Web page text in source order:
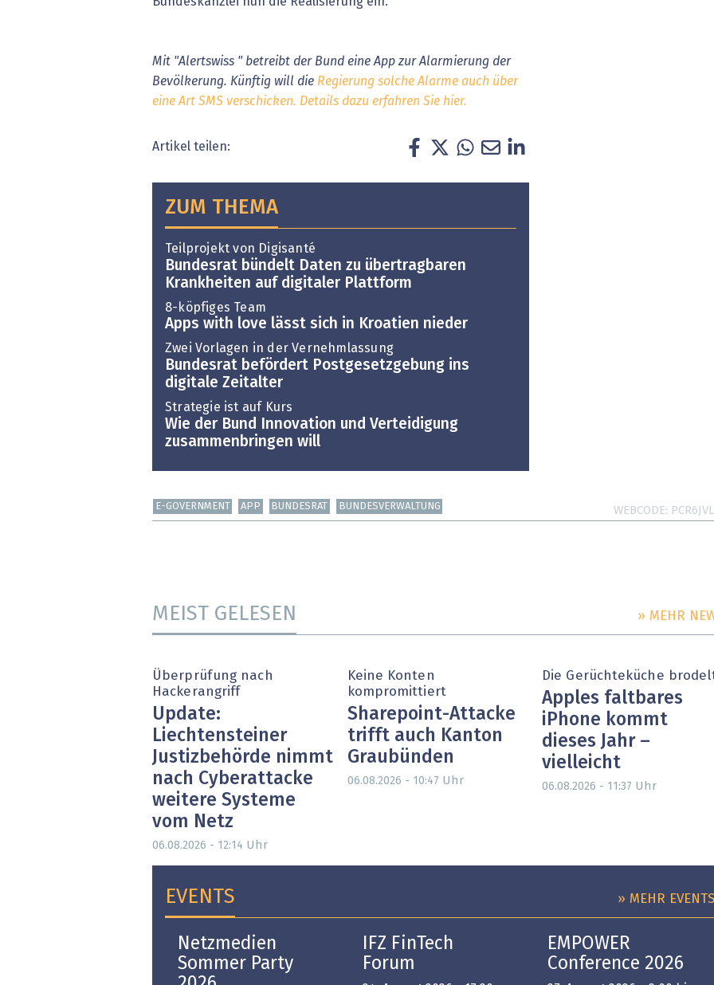
Mit "Alertswiss " betreibt der Bund eine App zur Alarmierung der
Bevölkerung. Künftig will die Regierung solche Alarme auch über
eine Art SMS verschicken. Details dazu erfahren Sie hier.
Artikel teilen:
ZUM THEMA
Teilprojekt von Digisanté
Bundesrat bündelt Daten zu übertragbaren
Krankheiten auf digitaler Plattform
8-köpfiges Team
Apps with love lässt sich in Kroatien nieder
Zwei Vorlagen in der Vernehmlassung
Bundesrat befördert Postgesetzgebung ins
digitale Zeitalter
Strategie ist auf Kurs
Wie der Bund Innovation und Verteidigung
zusammenbringen will
E-GOVERNMENT APP BUNDESRAT BUNDESVERWALTUNG WEBCODE
MEIST GELESEN » MEHR
Überprüfung nach
Hackerangriff
Update:
Liechtensteiner
Justizbehörde nimmt
nach Cyberattacke
weitere Systeme
vom Netz
06.08.2026 - 12:14 Uhr
Keine Konten
kompromittiert
Sharepoint-Attacke
trifft auch Kanton
Graubünden
06.08.2026 - 10:47 Uhr
Die Gerüchteküche
Apples faltbares
iPhone kommt
dieses Jahr –
vielleicht
06.08.2026 - 11:37 Uhr
EVENTS » MEHR EVENTS
Netzmedien
Sommer Party
IFZ FinTech
Forum
EMPOWER
Conference 2026